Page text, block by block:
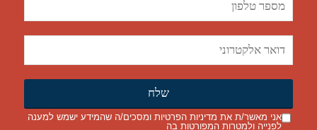
אני מאשר/ת את מדיניות הפרטיות ומסכים/ה שהמידע ישמש למענה
לפנייה ולמטרות המפורטות בה